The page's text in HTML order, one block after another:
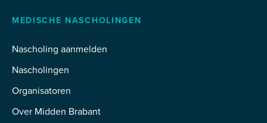
MEDISCHE NASCHOLINGEN
Nascholing aanmelden
Nascholingen
Organisatoren
Over Midden Brabant